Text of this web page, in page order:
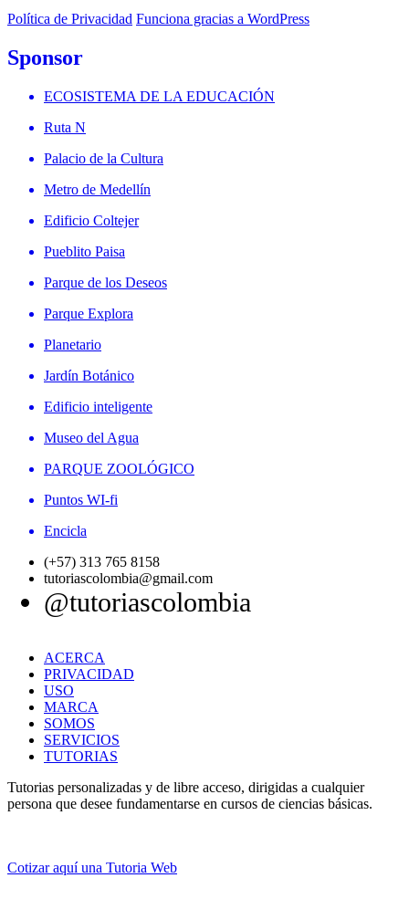
Política de Privacidad Funciona gracias a WordPress
Sponsor
ECOSISTEMA DE LA EDUCACIÓN
Ruta N
Palacio de la Cultura
Metro de Medellín
Edificio Coltejer
Pueblito Paisa
Parque de los Deseos
Parque Explora
Planetario
Jardín Botánico
Edificio inteligente
Museo del Agua
PARQUE ZOOLÓGICO
Puntos WI-fi
Encicla
(+57) 313 765 8158
tutoriascolombia@gmail.com
@tutoriascolombia
ACERCA
PRIVACIDAD
USO
MARCA
SOMOS
SERVICIOS
TUTORIAS
Tutorias personalizadas y de libre acceso, dirigidas a cualquier
persona que desee fundamentarse en cursos de ciencias básicas.
Cotizar aquí una Tutoria Web